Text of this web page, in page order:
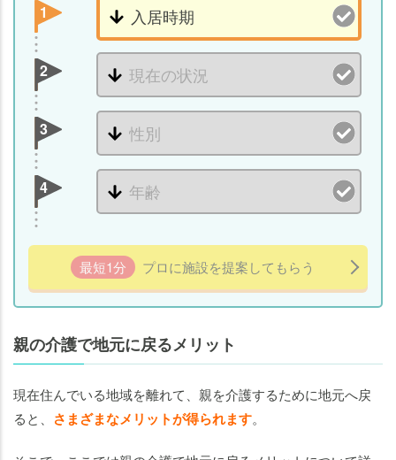
1
2
3
4
最短1分 プロに施設を提案してもらう
親の介護で地元に戻るメリット
現在住んでいる地域を離れて、親を介護するために地元へ戻
ると、 さまざまなメリットが得られます。